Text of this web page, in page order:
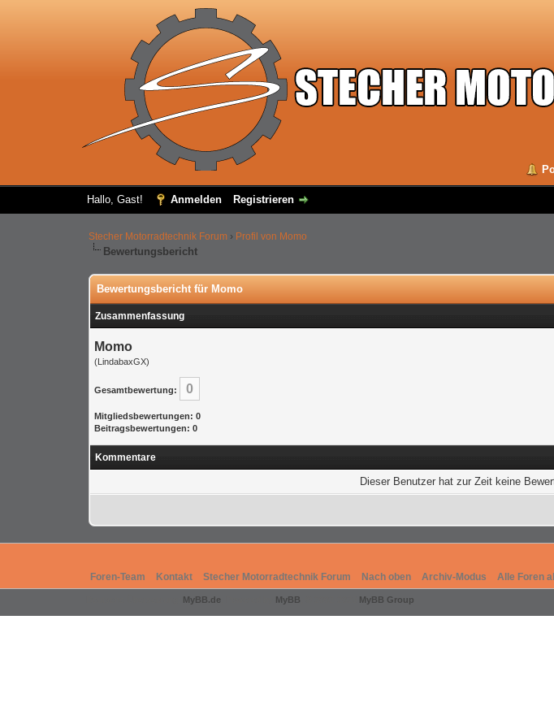
Hallo, Gast! Anmelden Registrieren
Stecher Motorradtechnik Forum › Profil von Momo
Bewertungsbericht
Bewertungsbericht für Momo
Zusammenfassung
Momo
(LindabaxGX)
Gesamtbewertung: 0
Mitgliedsbewertungen: 0
Beitragsbewertungen: 0
Kommentare
Dieser Benutzer hat zur Zeit keine
Foren-Team Kontakt Stecher Motorradtechnik Forum Nach oben Archiv-Modus Alle Foren
MyBB.de MyBB MyBB Group